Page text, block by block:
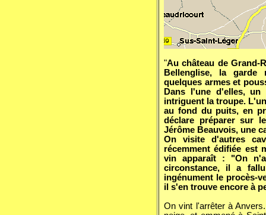
"Au château de Grand-
Bellenglise, la
quelques armes et
Dans l'une d'elles,
intriguent la troupe.
au fond du puits, en
déclare préparer sur
Jérôme Beauvois, une
On visite d'autres
récemment édifiée est
vin apparaît : "On
circonstance, il a
ingénument le procès-
il s'en trouve encore à
On vint l'arrêter à